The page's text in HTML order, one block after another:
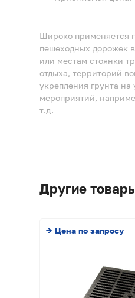
Широко применяется
пешеходных дорожек
или местам стоянки
отдыха, территорий
укрепления грунта
мероприятий,
т.д.
Другие
→ Цена по запросу